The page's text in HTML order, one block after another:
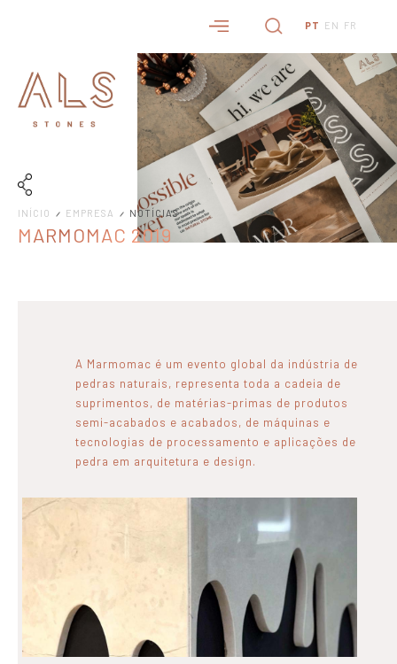
PT EN FR
INÍCIO EMPRESA NOTÍCIAS
MARMOMAC 2019
A Marmomac é um evento global da indústria de
pedras naturais, representa toda a cadeia de
suprimentos, de matérias-primas de produtos
semi-acabados e acabados, de máquinas e
tecnologias de processamento e aplicações de
pedra em arquitetura e design.